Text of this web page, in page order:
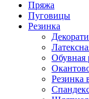
Пряжа
Пуговицы
Резинка
Обувная
Резинка